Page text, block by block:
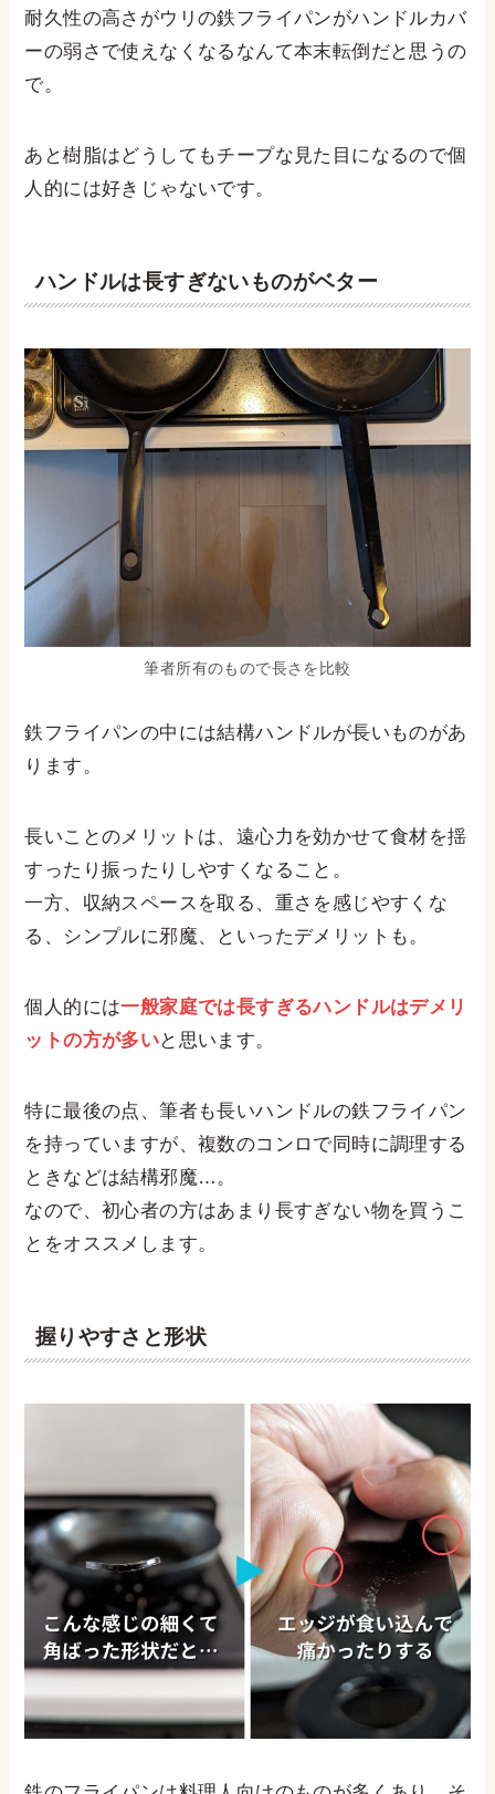
耐久性の高さがウリの鉄フライパンがハンドルカバ
ーの弱さで使えなくなるなんて本末転倒だと思うの
で。
あと樹脂はどうしてもチープな見た目になるので個
人的には好きじゃないです。
ハンドルは長すぎないものがベター
筆者所有のもので長さを比較
鉄フライパンの中には結構ハンドルが長いものがあ
ります。
長いことのメリットは、遠心力を効かせて食材を揺
すったり振ったりしやすくなること。
一方、収納スペースを取る、重さを感じやすくな
る、シンプルに邪魔、といったデメリットも。
個人的には一般家庭では長すぎるハンドルはデメリ
ットの方が多いと思います。
特に最後の点、筆者も長いハンドルの鉄フライパン
を持っていますが、複数のコンロで同時に調理する
ときなどは結構邪魔…。
なので、初心者の方はあまり長すぎない物を買うこ
とをオススメします。
握りやすさと形状